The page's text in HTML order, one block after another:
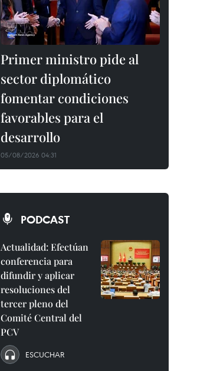
Primer ministro pide al
sector diplomático
fomentar condiciones
favorables para el
desarrollo
05/08/2026 04:31
PODCAST
Actualidad: Efectúan
conferencia para
difundir y aplicar
resoluciones del
tercer pleno del
Comité Central del
PCV
ESCUCHAR